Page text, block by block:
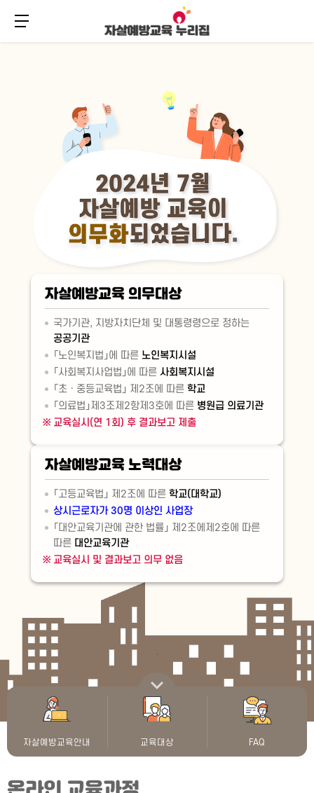
바
로
메뉴 버튼
자살예방교육 의무대상
국가기관, 지방자치단체 및 대통령령으로 정하는
공공기관
「노인복지법」에 따른 노인복지시설
「사회복지사업법」에 따른 사회복지시설
「초ㆍ중등교육법」 제2조에 따른 학교
「의료법」제3조제2항제3호에 따른 병원급 의료기관
교육실시(연 1회) 후 결과보고 제출
자살예방교육 노력대상
「고등교육법」 제2조에 따른 학교(대학교)
상시근로자가 30명 이상인 사업장
「대안교육기관에 관한 법률」 제2조에제2호에 따른
따른 대안교육기관
교육실시 및 결과보고 의무 없음
.
스크롤 내리기
자살예방교육안내 교육대상 FAQ